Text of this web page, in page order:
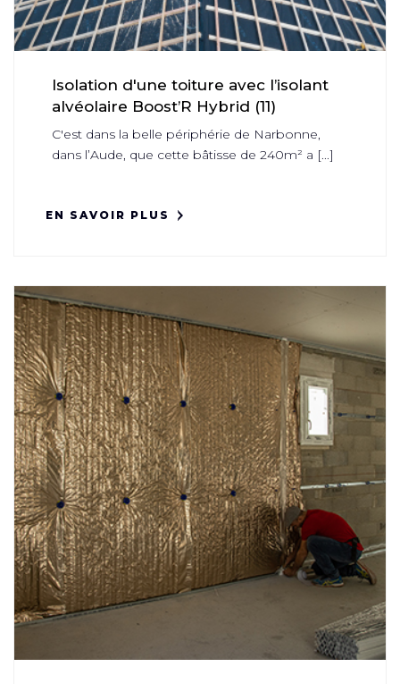
Isolation d'une toiture avec l’isolant
alvéolaire Boost’R Hybrid (11)
C'est dans la belle périphérie de Narbonne,
dans l’Aude, que cette bâtisse de 240m² a [...]
EN SAVOIR PLUS